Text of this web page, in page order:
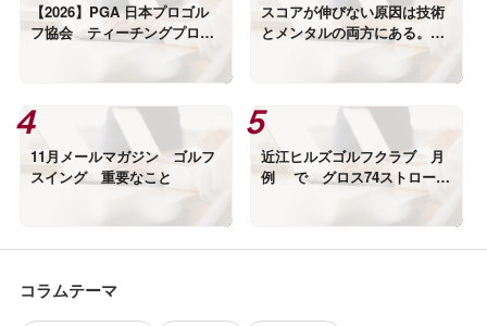
【2026】PGA 日本プロゴル
フ協会 ティーチングプロB
級 受講者選定 実技審査
スコアが伸びない原因は技術
とメンタルの両方にある。
「勝つゴルフ」の考え方
11月メールマガジン ゴルフ
スイング 重要なこと
近江ヒルズゴルフクラブ 月
例 で グロス74ストローク
コラムテーマ